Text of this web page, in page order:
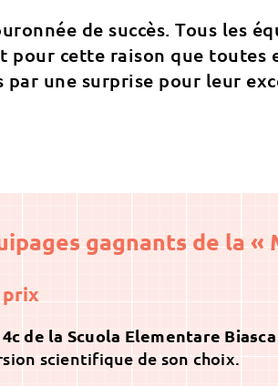
de succès. Tous les
pour cette raison que toutes
par une surprise pour leur
gagnants de la
de la Scuola Elementare Biasca
scientifique de son choix.